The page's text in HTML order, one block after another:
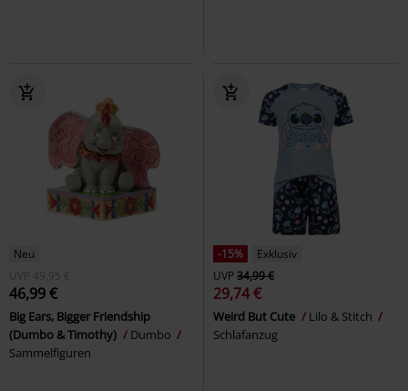
Neu
UVP
49,95 €
46,99 €
Big Ears, Bigger Friendship
(Dumbo & Timothy)
Dumbo
Sammelfiguren
-15%
Exklusiv
UVP34,99 €
29,74 €
Weird But Cute
Lilo & Stitch
Schlafanzug